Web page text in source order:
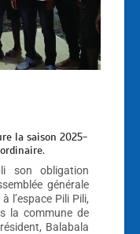
la saison 2025-
son obligation
générale
l’espace Pili Pili,
la commune de
Balabala